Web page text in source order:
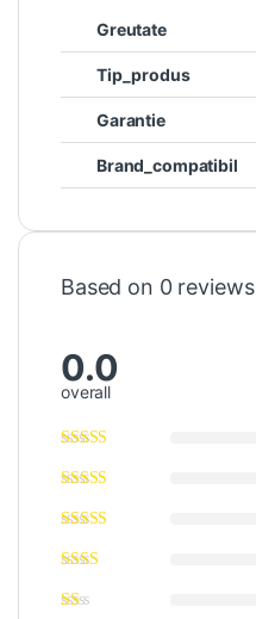
Greutate
Tip_produs
Garantie
Brand_compatibil
Based on 0 reviews
0.0
overall